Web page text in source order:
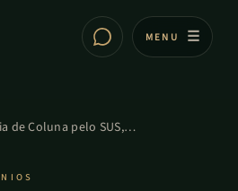
MENU
de Coluna pelo SUS,